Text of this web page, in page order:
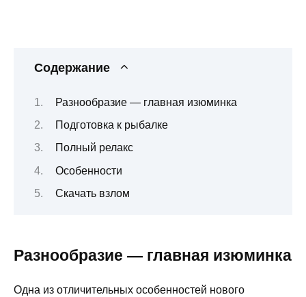
Содержание
Разнообразие — главная изюминка
Подготовка к рыбалке
Полный релакс
Особенности
Скачать взлом
Разнообразие — главная изюминка
Одна из отличительных особенностей нового